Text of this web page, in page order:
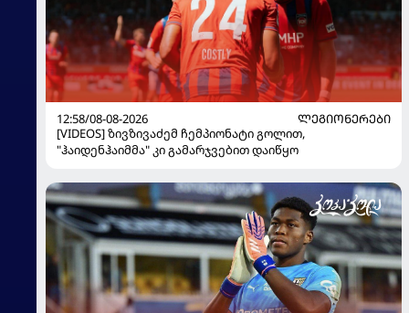
12:58/08-08-2026
ᲚᲔᲒᲘᲝᲜᲔᲠᲔᲑᲘ
[VIDEOS] ზივზივაძემ ჩემპიონატი გოლით,
"ჰაიდენჰაიმმა" კი გამარჯვებით დაიწყო